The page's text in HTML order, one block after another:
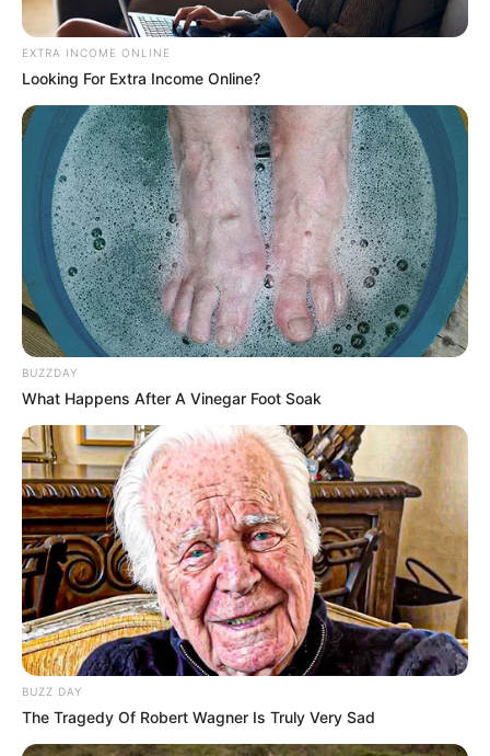
EXTRA INCOME ONLINE
Looking For Extra Income Online?
BUZZDAY
What Happens After A Vinegar Foot Soak
BUZZ DAY
The Tragedy Of Robert Wagner Is Truly Very Sad